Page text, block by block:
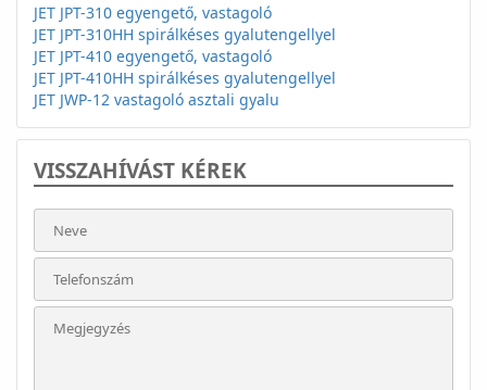
JET JPT-310 egyengető, vastagoló
JET JPT-310HH spirálkéses gyalutengellyel
JET JPT-410 egyengető, vastagoló
JET JPT-410HH spirálkéses gyalutengellyel
JET JWP-12 vastagoló asztali gyalu
VISSZAHÍVÁST KÉREK